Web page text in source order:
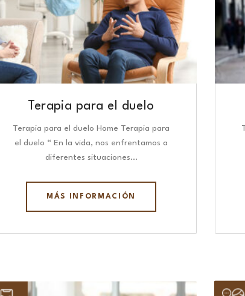
Terapia para el duelo
Terapia para el duelo Home Terapia para
el duelo “ En la vida, nos enfrentamos a
diferentes situaciones…
MÁS INFORMACIÓN